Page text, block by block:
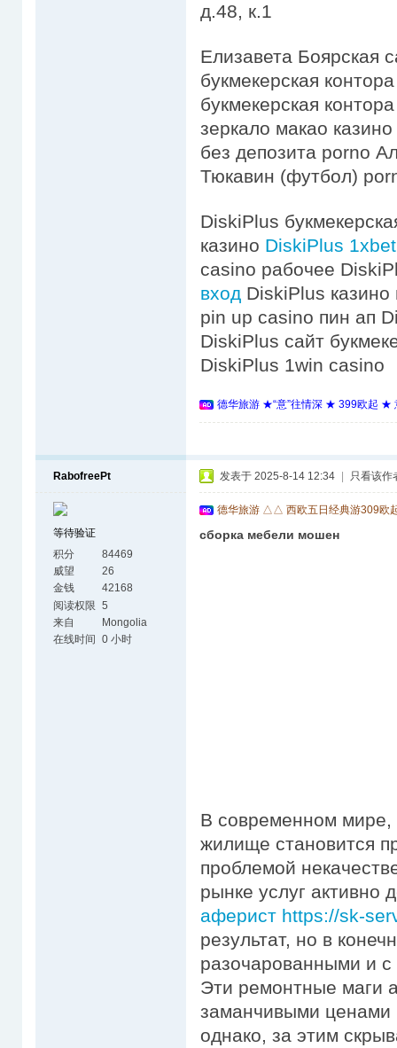
д.48, к.1
Елизавета Боярская
букмекерская
букмекерская
зеркало макао
без депозита porno
Тюкавин (футбол)
DiskiPlus
казино DiskiPlus
casino рабочее
вход DiskiPlus
pin up casino пин ап
DiskiPlus сайт
DiskiPlus 1win casino
德华旅游 ★“意”往情深 ★ 399欧起 ★
RabofreePt
等待验证
积分
84469
威望
26
金钱
42168
阅读权限 5
来自
Mongolia
在线时间
0 小时
发表于 2025-8-14 12:34 只看该作
德华旅游 △△ 西欧五日经典游309欧
сборка мебели мошен
В современном мире,
жилище становится
проблемой
рынке услуг
аферист https://sk-
результат, но в
разочарованными и
Эти ремонтные маги
заманчивыми
однако, за этим